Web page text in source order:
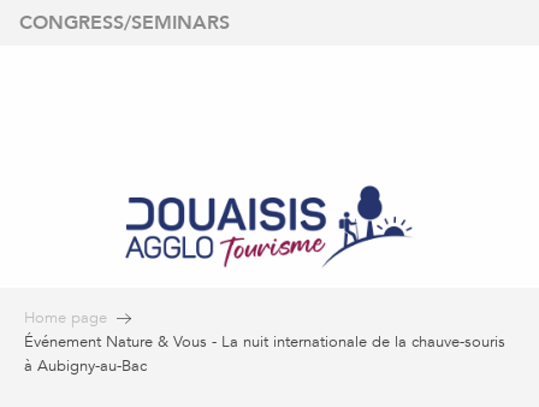
Aller
CONGRESS/SEMINARS
Home page
Événement Nature & Vous - La nuit internationale de la chauve-souris
à Aubigny-au-Bac